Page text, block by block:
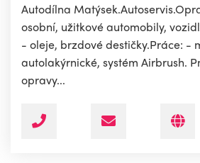
Autodílna
osobní, užitkové automobily,
- oleje, brzdové destičky.Práce: -
autolakýrnické, systém Airbrush.
opravy...